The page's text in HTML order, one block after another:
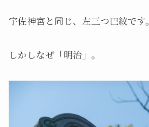
宇佐神宮と同じ、左三つ巴紋です。
しかしなぜ「明治」。